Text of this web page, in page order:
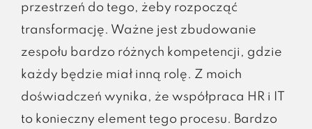
przestrzeń do tego, żeby rozpocząć
transformację. Ważne jest zbudowanie
zespołu bardzo różnych kompetencji, gdzie
każdy będzie miał inną rolę. Z moich
doświadczeń wynika, że współpraca HR i IT
to konieczny element tego procesu. Bardzo